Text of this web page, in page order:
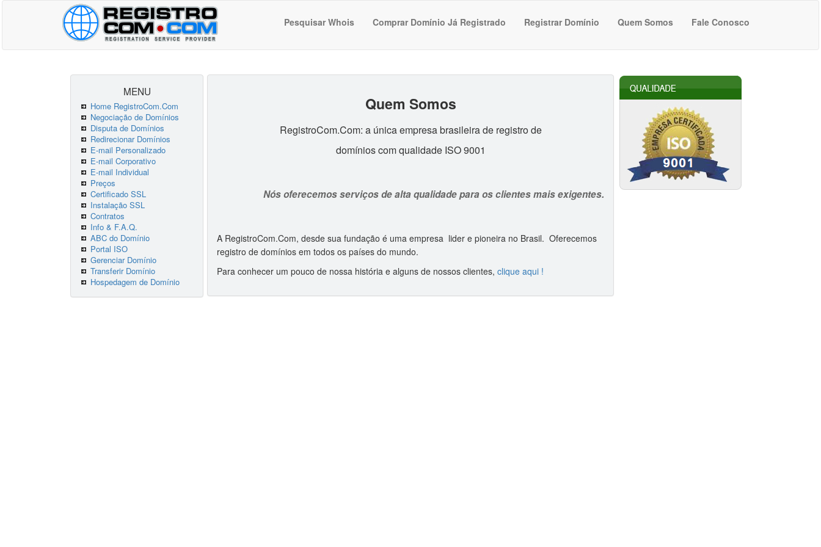
Pesquisar Whois Comprar Domínio Já Registrado Registrar Domínio Quem Somos Fale Conosco
MENU
Home RegistroCom.Com
Negociação de Domínios
Disputa de Domínios
Redirecionar Domínios
E-mail Personalizado
E-mail Corporativo
E-mail Individual
Preços
Certificado SSL
Instalação SSL
Contratos
Info & F.A.Q.
ABC do Domínio
Portal ISO
Gerenciar Domínio
Transferir Domínio
Hospedagem de Domínio
Quem Somos
RegistroCom.Com: a única empresa brasileira de registro de
domínios com qualidade ISO 9001
Nós oferecemos serviços de alta qualidade para os clientes mais exigentes.
A RegistroCom.Com, desde sua fundação é uma empresa lider e pioneira no Brasil. Oferecemos
registro de domínios em todos os países do mundo.
Para conhecer um pouco de nossa história e alguns de nossos clientes, clique aqui !